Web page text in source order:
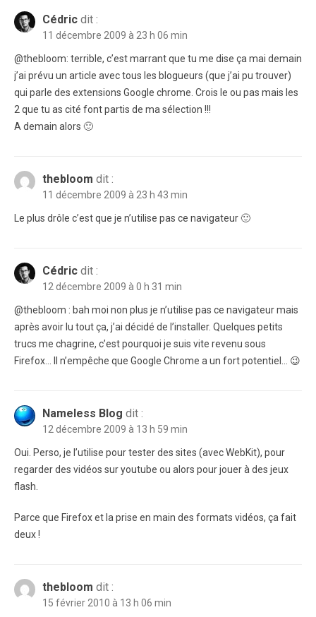
Cédric dit :
11 décembre 2009 à 23 h 06 min
@thebloom: terrible, c’est marrant que tu me dise ça mai demain
j’ai prévu un article avec tous les blogueurs (que j’ai pu trouver)
qui parle des extensions Google chrome. Crois le ou pas mais les
2 que tu as cité font partis de ma sélection !!!
A demain alors 🙂
thebloom dit :
11 décembre 2009 à 23 h 43 min
Le plus drôle c’est que je n’utilise pas ce navigateur 🙂
Cédric dit :
12 décembre 2009 à 0 h 31 min
@thebloom : bah moi non plus je n’utilise pas ce navigateur mais
après avoir lu tout ça, j’ai décidé de l’installer. Quelques petits
trucs me chagrine, c’est pourquoi je suis vite revenu sous
Firefox… Il n’empêche que Google Chrome a un fort potentiel… 😉
Nameless Blog dit :
12 décembre 2009 à 13 h 59 min
Oui. Perso, je l’utilise pour tester des sites (avec WebKit), pour
regarder des vidéos sur youtube ou alors pour jouer à des jeux
flash.
Parce que Firefox et la prise en main des formats vidéos, ça fait
deux !
thebloom dit :
15 février 2010 à 13 h 06 min